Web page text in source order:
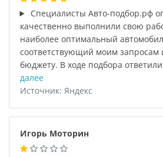
Специалисты Авто-подбор.рф
качественно выполнили свою
наиболее оптимальный
соответствующий моим запросам
бюджету. В ходе подбора
далее
Источник: Яндекс
Игорь Моторин